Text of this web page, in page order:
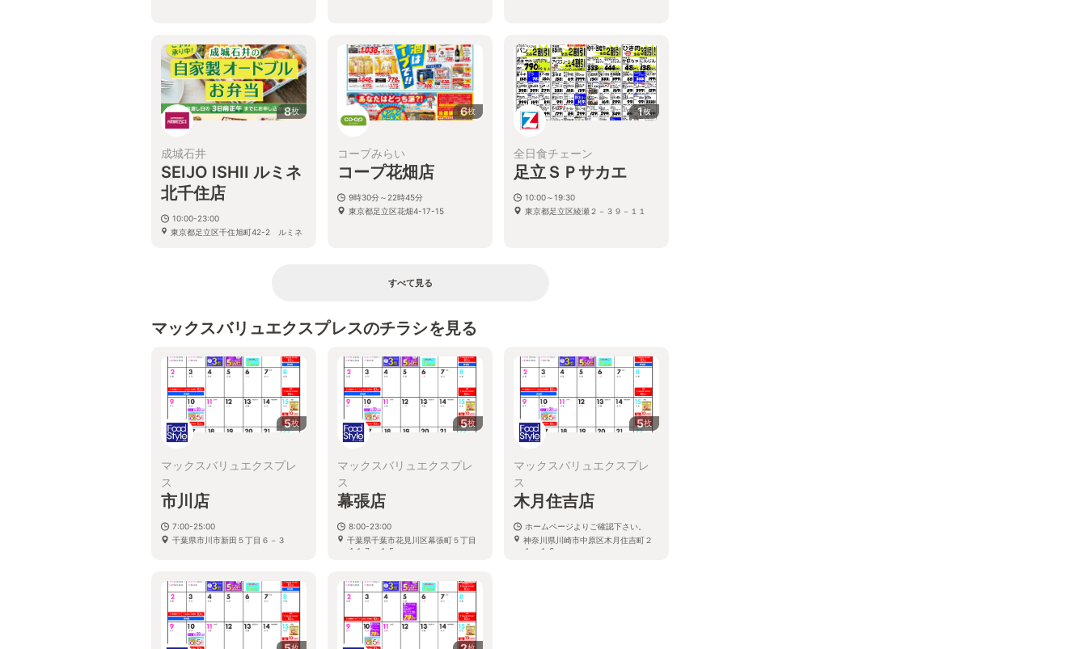
8枚
成城石井
SEIJO ISHII ルミネ
北千住店
10:00-23:00
東京都足立区千住旭町42-2 ルミネ
6枚
コープみらい
コープ花畑店
9時30分～22時45分
東京都足立区花畑4-17-15
1枚
全日食チェーン
足立ＳＰサカエ
10:00～19:30
東京都足立区綾瀬２－３９－１１
すべて見る
マックスバリュエクスプレスのチラシを見る
5枚
マックスバリュエクスプレ
ス
市川店
7:00-25:00
千葉県市川市新田５丁目６－３
5枚
マックスバリュエクスプレ
ス
幕張店
8:00-23:00
千葉県千葉市花見川区幕張町５丁目
４１７－１５
5枚
マックスバリュエクスプレ
ス
木月住吉店
ホームページよりご確認下さい。
神奈川県川崎市中原区木月住吉町２
１－１６